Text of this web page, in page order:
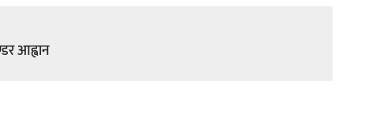
आह्वान